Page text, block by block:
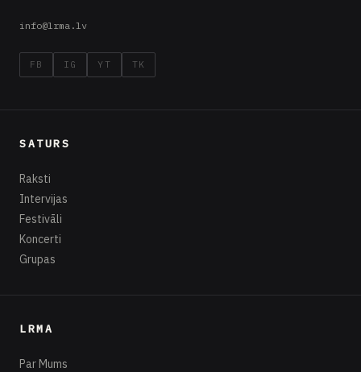
info@lrma.lv
FB IG YT TK
SATURS
Raksti
Intervijas
Festivāli
Koncerti
Grupas
LRMA
Par Mums